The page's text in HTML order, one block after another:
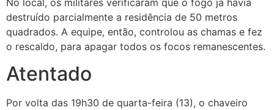
destruído parcialmente a residência de 50 metros
quadrados. A equipe, então, controlou as chamas e fez
o rescaldo, para apagar todos os focos remanescentes.
Atentado
Por volta das 19h30 de quarta-feira (13), o chaveiro